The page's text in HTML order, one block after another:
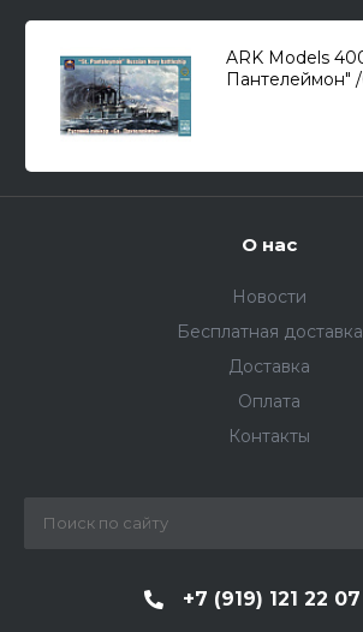
ARK Models
Пантелеймон"
О нас
Новости
Бесплатная доставка
Доставка
Оплата
Контакты
+7 (919) 121 22 07